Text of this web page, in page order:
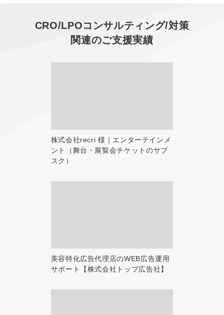
CRO/LPOコンサルティング/対策
関連のご支援実績
株式会社recri 様｜エンターテインメ
ント（舞台・展覧会チケットのサブ
スク）
美容特化広告代理店のWEB広告運用
サポート【株式会社トップ広告社】